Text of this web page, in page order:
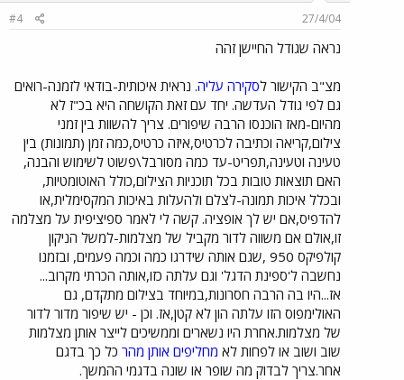
27/4/04
#4
נראה שגודל החיישן זהה
מצ"ב הקישור לסקירה עליה. נראית איכותית-בודאי לזמנה-רואים
גם לפי גודל העדשה. יחד עם זאת הקושחה היא בכ"ז לא
מהיום-מאז הוכנסו הרבה שיפורים. צריך להשוות בין זמני
צילום,קריאה וכתיבה לכרטיס,איזה כרטיס,כמה זמן (תמונות) בין
טעינה וטעינה,תפריט-עד כמה מסורבל\פשוט לשימוש והבנה,
האם תוצאות טובות בכל תוכניות הצילום,כולל האוטומטיות,
ובכלל איכות תמונה-לצלם ולהעלות באיכות המקסימלית,או
להדפיס,אם יש לך אופציה. קשה לי לאמר ספיציפית על מצלמה
זו,אולם אם משווה לדור מקביל של מצלמות-למשל הניקון
קולפיקס 950 ,שגם אותה שידרגו כמה וכמה פעמים, ובזמנו
נחשבה ל'ספינת הדגל' וגם עלתה כזו,אותה הכרתי מקרוב...
אז...היו בה הרבה חסרונות,במיוחד בצילום מתקדם, גם
האולימפוס הזו עלתה הון לא קטן,אז. וכן - יש שיפור מדור לדור
של מצלמות.אחרת היו נשארים וממשיכים לייצר אותן מצלמות
שוב ושוב או לפחות לא מחליפים אותן מהר כל כך בדגם
אחר.צריך לבדוק מה שופר או שונה בדגמי ההמשך.